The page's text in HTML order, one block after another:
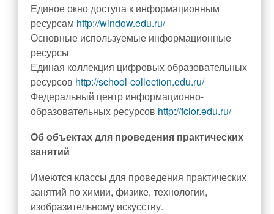
Единое окно доступа к информационным
ресурсам http://window.edu.ru/
Основные используемые информационные
ресурсы
Единая коллекция цифровых образовательных
ресурсов http://school-collection.edu.ru/
Федеральный центр информационно-
образовательных ресурсов http://fcior.edu.ru/
Об объектах для проведения практических
занятий
Имеются классы для проведения практических
занятий по химии, физике, технологии,
изобразительному искусству.